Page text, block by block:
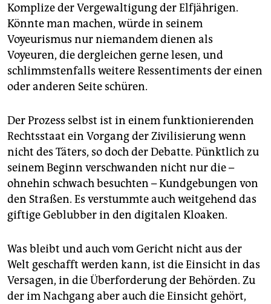
Komplize der Vergewaltigung der Elfjährigen.
Könnte man machen, würde in seinem
Voyeurismus nur niemandem dienen als
Voyeuren, die dergleichen gerne lesen, und
schlimmstenfalls weitere Ressentiments der einen
oder anderen Seite schüren.
Der Prozess selbst ist in einem funktionierenden
Rechtsstaat ein Vorgang der Zivilisierung wenn
nicht des Täters, so doch der Debatte. Pünktlich zu
seinem Beginn verschwanden nicht nur die –
ohnehin schwach besuchten – Kundgebungen von
den Straßen. Es verstummte auch weitgehend das
giftige Geblubber in den digitalen Kloaken.
Was bleibt und auch vom Gericht nicht aus der
Welt geschafft werden kann, ist die Einsicht in das
Versagen, in die Überforderung der Behörden. Zu
der im Nachgang aber auch die Einsicht gehört,